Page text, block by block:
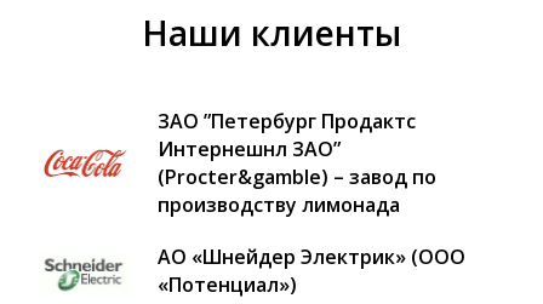
Наши клиенты
ЗАO ”Петербург Продактс
Интернешнл ЗАО”
(Procter&gamble) – завод по
производству лимонада
АО «Шнейдер Электрик» (ООО
«Потенциал»)